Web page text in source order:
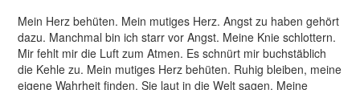
Mein Herz behüten. Mein mutiges Herz. Angst zu haben gehört
dazu. Manchmal bin ich starr vor Angst. Meine Knie schlottern.
Mir fehlt mir die Luft zum Atmen. Es schnürt mir buchstäblich
die Kehle zu. Mein mutiges Herz behüten. Ruhig bleiben, meine
eigene Wahrheit finden. Sie laut in die Welt sagen. Meine